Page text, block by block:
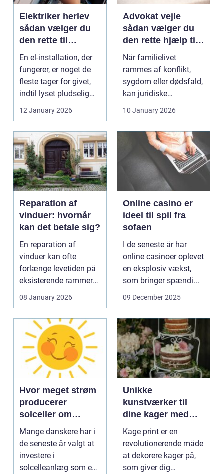
Elektriker herlev
sådan vælger du
den rette til
opgaven
En el-installation, der
fungerer, er noget de
fleste tager for givet,
indtil lyset pludselig
12 January 2026
Advokat vejle
sådan vælger du
den rette hjælp til
familien
Når familielivet
rammes af konflikt,
sygdom eller dødsfald,
kan juridiske
vokse si...
10 January 2026
Reparation af
vinduer: hvornår
kan det betale sig?
En reparation af
vinduer kan ofte
forlænge levetiden på
eksisterende rammer
08 January 2026
Online casino er
ideel til spil fra
sofaen
I de seneste år har
online casinoer oplevet
en eksplosiv vækst,
som bringer spændi...
09 December 2025
Hvor meget strøm
producerer
solceller om
vinteren?
Mange danskere har i
de seneste år valgt at
investere i
solcelleanlæg som en
Unikke
kunstværker til
dine kager med
kage print
Kage print er en
revolutionerende måde
at dekorere kager på,
som giver dig